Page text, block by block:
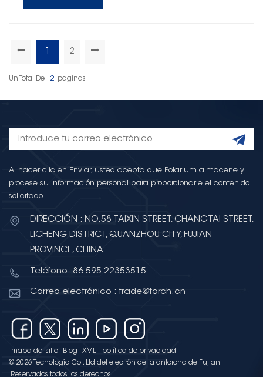
1 2
Un Total De 2 Paginas
Al hacer clic en Enviar, usted acepta que Polarium almacene y
procese su información personal para proporcionarle el contenido
solicitado.
DIRECCIÓN : NO.58 TAIXIN STREET, CHANGTAI STREET,
LICHENG DISTRICT, QUANZHOU CITY, FUJIAN
PROVINCE, CHINA
Teléfono :86-595-22353515
Correo electrónico : trade@torch.cn
mapa del sitio Blog XML
política de privacidad
© 2026 Tecnología Co., Ltd del electrón de la antorcha de Fujian
.Reservados todos los derechos .